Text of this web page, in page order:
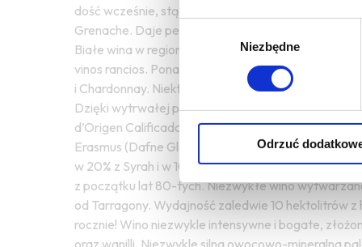
zgody
Niezbędne
Odrzuć
dość wcześnie, stąd wrażliwa na przymrozki.
Grenache. Daje pełne ciała i koloru wina, z
Białe wina w regionie stanowią około 10%
vinos rancios. Ponadto uprawia się tu z
i Chardonnay. Niektóre spółdzielnie produkują
Dzięki wytrwałej pracy nad jakością, w 1975 roku
d’Origen Calificada). Ogromna kreatywność
Erasmus (Dafne Glorian), Clos Mogador (René
w 20% z Syrah i w 10% z Carinena (Carignan).
z początku lat 80-tych. Niezwykłe wino
od Tarragony. Wydajność zaledwie 10 hektolitrów
rocznie! Wino niezwykle intensywne i bogate,